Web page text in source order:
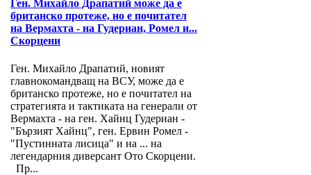
Ген. Михайло Драпатий може да е
британско протеже, но е почитател
на Вермахта - на Гудериан, Ромел и...
Скорцени
Ген. Михайло Драпатий, новият
главнокомандващ на ВСУ, може да е
британско протеже, но е почитател на
стратегията и тактиката на генерали от
Вермахта - на ген. Хайнц Гудериан -
"Бързият Хайнц", ген. Ервин Ромел -
"Пустинната лисица" и на ... на
легендарния диверсант Ото Скорцени.
Пр...